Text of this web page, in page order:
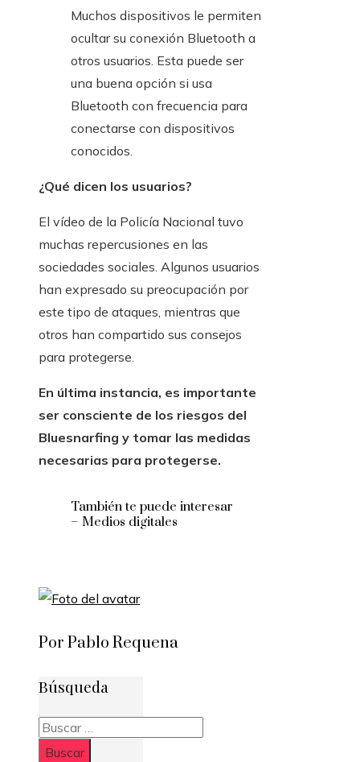
Muchos dispositivos le permiten
ocultar su conexión Bluetooth a
otros usuarios. Esta puede ser
una buena opción si usa
Bluetooth con frecuencia para
conectarse con dispositivos
conocidos.
¿Qué dicen los usuarios?
El vídeo de la Policía Nacional tuvo
muchas repercusiones en las
sociedades sociales. Algunos usuarios
han expresado su preocupación por
este tipo de ataques, mientras que
otros han compartido sus consejos
para protegerse.
En última instancia, es importante
ser consciente de los riesgos del
Bluesnarfing y tomar las medidas
necesarias para protegerse.
También te puede interesar
– Medios digitales
Por Pablo Requena
Búsqueda
Buscar: